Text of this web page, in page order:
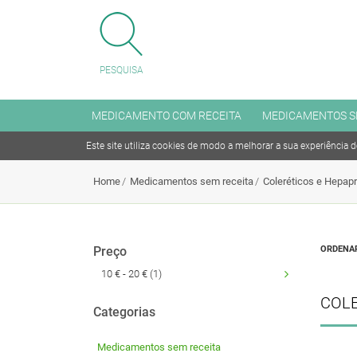
FECHAR MENU
MENU
Medicamento com receita
Medicamentos sem receita
Antitabagismo
Cuidado dos Olhos e dos Ouvidos
PESQUISA
MEDICAMENTO COM RECEITA MEDICAMENTOS
Este site utiliza cookies de modo a melhorar a sua experiência
Home Medicamentos sem receita Coleréticos e
Preço
10 € - 20 € (1)
Categorias
Medicamentos sem receita